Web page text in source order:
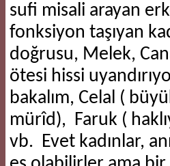
sufi misali arayan
fonksiyon taşıyan
doğrusu, Melek,
ötesi hissi
bakalım, Celal (
mürîd), Faruk (
vb. Evet kadınlar,